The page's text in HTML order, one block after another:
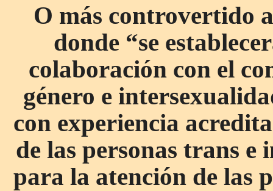
O más controvertido
donde “se
colaboración con el
género e
con experiencia
de las personas trans e
para la atención de las